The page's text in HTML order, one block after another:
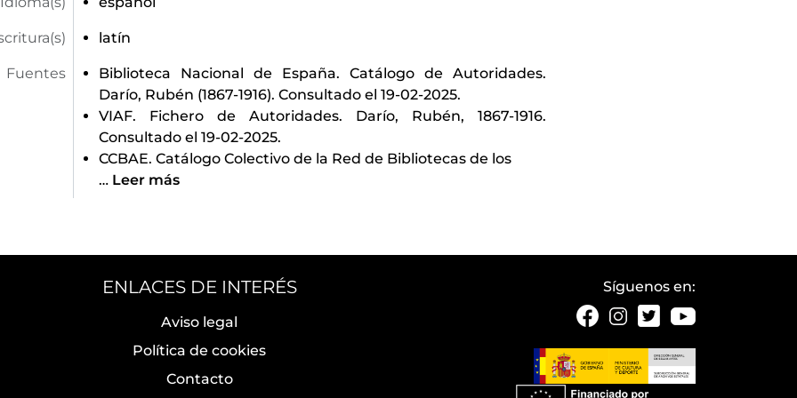
latín
Fuentes
Biblioteca Nacional de España. Catálogo de Autoridades.
Darío, Rubén (1867-1916). Consultado el 19-02-2025.
VIAF. Fichero de Autoridades. Darío, Rubén, 1867-1916.
Consultado el 19-02-2025.
CCBAE. Catálogo Colectivo de la Red de Bibliotecas de los
… Leer más
ENLACES DE INTERÉS
Aviso legal
Política de cookies
Contacto
Síguenos en: